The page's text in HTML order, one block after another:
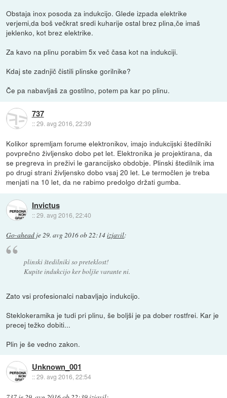
Obstaja inox posoda za indukcijo. Glede izpada elektrike
verjemi,da boš večkrat sredi kuharije ostal brez plina,če imaš
jeklenko, kot brez elektrike.
Za kavo na plinu porabim 5x več časa kot na indukciji.
Kdaj ste zadnjič čistili plinske gorilnike?
Če pa nabavljaš za gostilno, potem pa kar po plinu.
737
::29. avg 2016, 22:39
Kolikor spremljam forume elektronikov, imajo indukcijski štedilniki
povprečno življensko dobo pet let. Elektronika je projektirana, da
se pregreva in preživi le garancijsko obdobje. Plinski štedilnik ima
po drugi strani življensko dobo vsaj 20 let. Le termočlen je treba
menjati na 10 let, da ne rabimo predolgo držati gumba.
Invictus
::29. avg 2016, 22:40
Go-ahead je29. avg 2016 ob 22:14izjavil:
plinski štedilniki so preteklost!
Kupite indukcijo ker boljše varante ni.
Zato vsi profesionalci nabavljajo indukcijo.
Steklokeramika je tudi pri plinu, še boljši je pa dober rostfrei. Kar je
precej težko dobiti...
Plin je še vedno zakon.
Unknown_001
::29. avg 2016, 22:54